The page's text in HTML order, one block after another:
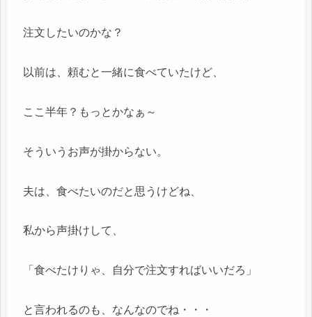
注文したいのかな？
以前は、頼むと一緒に食べていたけど、
ここ半年？もっとかなぁ～
そういうお声が掛からない。
夫は、食べたいのだと思うけどね、
私から声掛けして、
「食べたけりゃ、自分で注文すればいいだろ」
と言われるのも、なんなのでね・・・